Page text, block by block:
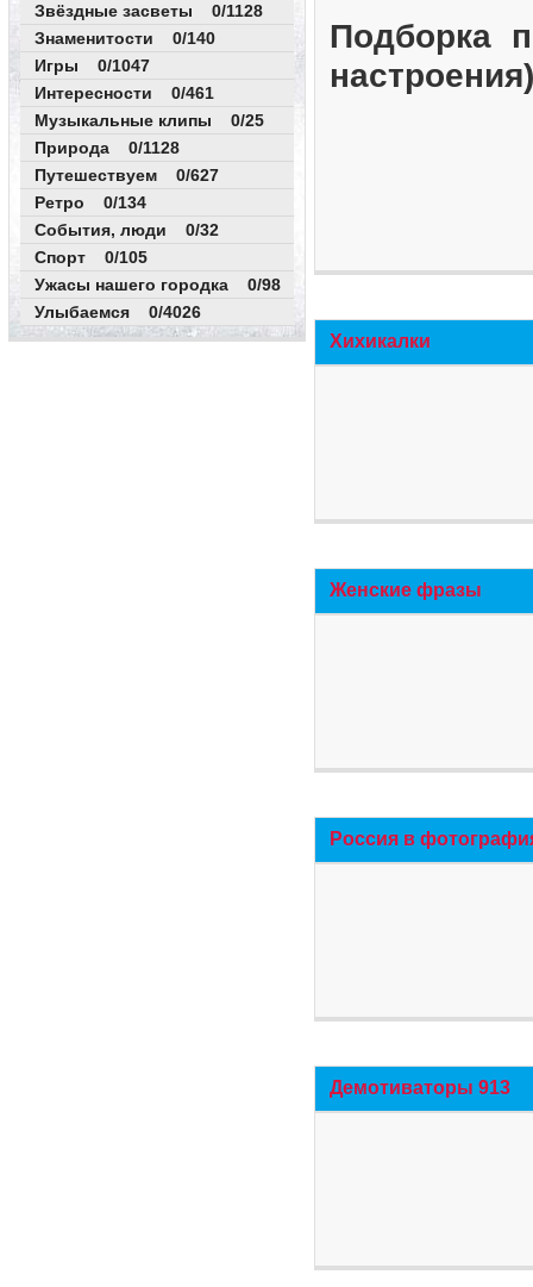
Звёздные засветы 0/1128
Знаменитости 0/140
Игры 0/1047
Интересности 0/461
Музыкальные клипы 0/25
Природа 0/1128
Путешествуем 0/627
Ретро 0/134
События, люди 0/32
Спорт 0/105
Ужасы нашего городка 0/98
Улыбаемся 0/4026
Подборка
Хихикалки
Женские фразы
Россия в
Демотиваторы 913